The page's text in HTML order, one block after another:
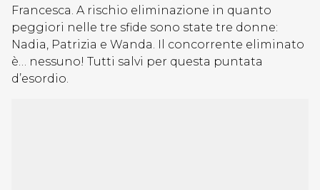
Francesca. A rischio eliminazione in quanto
peggiori nelle tre sfide sono state tre donne:
Nadia, Patrizia e Wanda. Il concorrente eliminato
è… nessuno! Tutti salvi per questa puntata
d’esordio.